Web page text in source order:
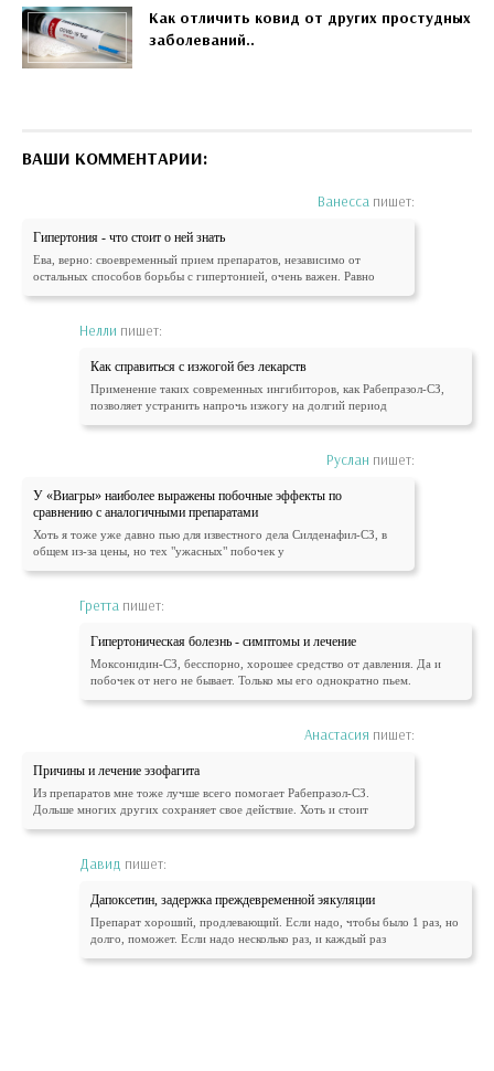
Как отличить ковид от других простудных
заболеваний..
ВАШИ КОММЕНТАРИИ:
Ванесса пишет:
Гипертония - что стоит о ней знать
Ева, верно: своевременный прием препаратов, независимо от
остальных способов борьбы с гипертонией, очень важен. Равно
Нелли пишет:
Как справиться с изжогой без лекарств
Применение таких современных ингибиторов, как Рабепразол-СЗ,
позволяет устранить напрочь изжогу на долгий период
Руслан пишет:
У «Виагры» наиболее выражены побочные эффекты по
сравнению с аналогичными препаратами
Хоть я тоже уже давно пью для известного дела Силденафил-СЗ, в
общем из-за цены, но тех "ужасных" побочек у
Гретта пишет:
Гипертоническая болезнь - симптомы и лечение
Моксонидин-СЗ, бесспорно, хорошее средство от давления. Да и
побочек от него не бывает. Только мы его однократно пьем.
Анастасия пишет:
Причины и лечение эзофагита
Из препаратов мне тоже лучше всего помогает Рабепразол-СЗ.
Дольше многих других сохраняет свое действие. Хоть и стоит
Давид пишет:
Дапоксетин, задержка преждевременной эякуляции
Препарат хороший, продлевающий. Если надо, чтобы было 1 раз, но
долго, поможет. Если надо несколько раз, и каждый раз